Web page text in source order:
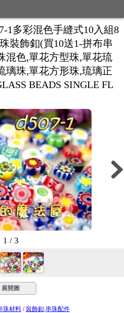
1多彩混色手縫式10入組8
裝飾釦(買10送1-拼布串
混色,單花方型珠,單花琉
璃珠,單花方形珠,琉璃正
BEADS SINGLE FL
1 / 3
展開圖
珠材料 /裝飾釦,串珠配件